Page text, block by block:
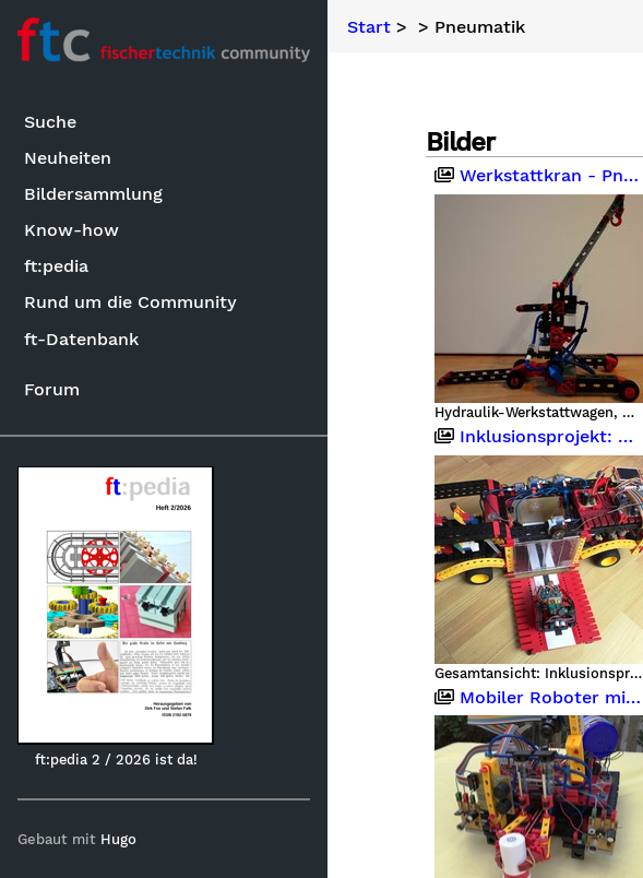
Suche
Neuheiten
Bildersammlung
Know-how
ft:pedia
Rund um die Community
ft-Datenbank
Forum
ft:pedia 2 / 2026 ist da!
Gebaut mit Hugo
Start> > Pneumatik
Bilder
Werkstattkran - Pneumatik goes Hydraulik
Hydraulik-Werkstattwagen, Übersicht
Inklusionsprojekt: pneumatischer Bus mit eRolli
Gesamtansicht: Inklusionsprojekt mit Bus und eRolli
Mobiler Roboter mit Kamera OV7670 und Pneumatik-Greifer